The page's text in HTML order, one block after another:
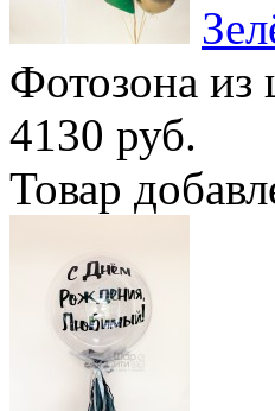
Фотозона из
4130 руб.
Товар